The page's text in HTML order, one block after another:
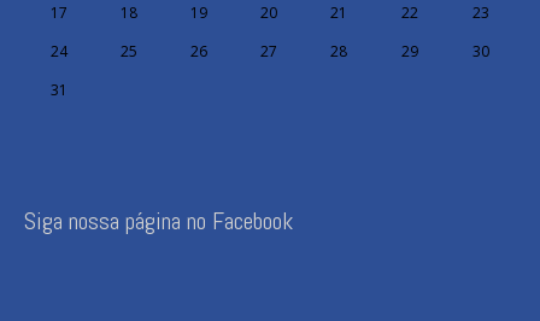
17
18 19 20 21 22
23
24
25 26 27 28 29
30
31
Siga nossa página no Facebook